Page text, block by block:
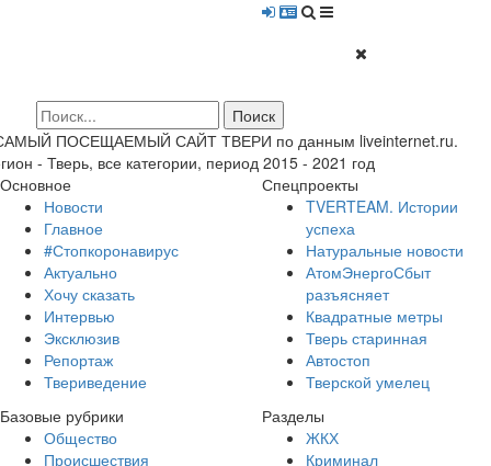
ПОСЕЩАЕМЫЙ САЙТ ТВЕРИ по данным liveinternet.ru.
- Тверь, все категории, период 2015 - 2021 год
Основное
Новости
Главное
#Стопкоронавирус
Актуально
Хочу сказать
Интервью
Эксклюзив
Репортаж
Твериведение
Спецпроекты
TVERTEAM. Истории
успеха
Натуральные новости
АтомЭнергоСбыт
разъясняет
Квадратные метры
Тверь старинная
Автостоп
Тверской умелец
Базовые рубрики
Общество
Происшествия
Разделы
ЖКХ
Криминал